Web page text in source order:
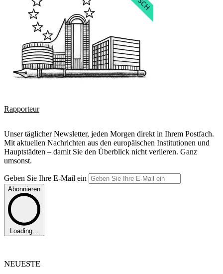
Rapporteur
Unser täglicher Newsletter, jeden Morgen direkt in Ihrem Postfach.
Mit aktuellen Nachrichten aus den europäischen Institutionen und
Hauptstädten – damit Sie den Überblick nicht verlieren. Ganz
umsonst.
Geben Sie Ihre E-Mail ein
Abonnieren
Loading...
NEUESTE